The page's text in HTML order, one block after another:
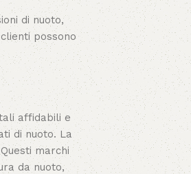
di nuoto,
possono
affidabili e
di nuoto. La
marchi
da nuoto,